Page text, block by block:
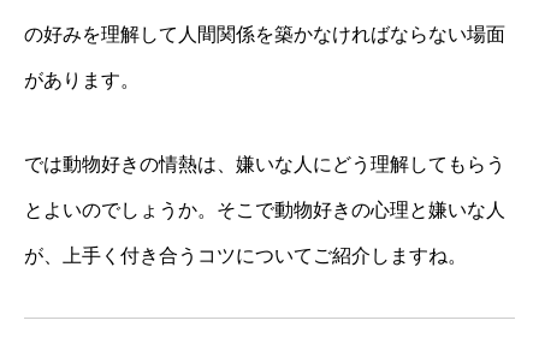
の好みを理解して人間関係を築かなければならない場面
があります。
では動物好きの情熱は、嫌いな人にどう理解してもらう
とよいのでしょうか。そこで動物好きの心理と嫌いな人
が、上手く付き合うコツについてご紹介しますね。